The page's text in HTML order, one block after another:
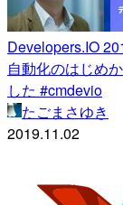
Developers.IO
自動化のはじめ
した #cmdevio
たごまさゆき
2019.11.02